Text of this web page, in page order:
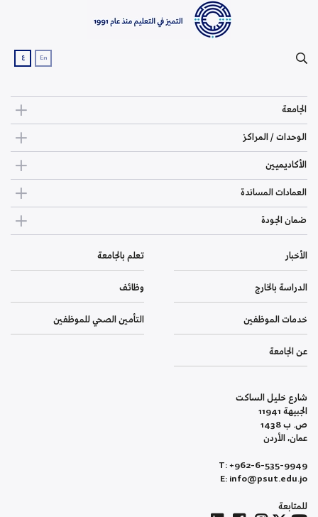
En ع
الجامعة
الوحدات / المراكز
الأكاديميين
العمادات المساندة
ضمان الجودة
الأخبار تعلم بالجامعة
الدراسة بالخارج وظائف
خدمات الموظفين التأمين الصحي للموظفين
عن الجامعة
شارع خليل الساكت
الجبيهة 11941
ص. ب 1438
عمان، الأردن
T: +962-6-535-9949
E: info@psut.edu.jo
للمتابعة